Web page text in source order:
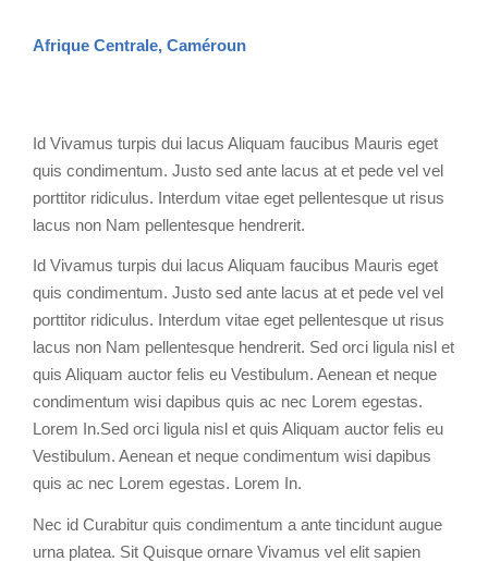
Afrique Centrale, Caméroun
Id Vivamus turpis dui lacus Aliquam faucibus Mauris eget
quis condimentum. Justo sed ante lacus at et pede vel vel
porttitor ridiculus. Interdum vitae eget pellentesque ut risus
lacus non Nam pellentesque hendrerit.
Id Vivamus turpis dui lacus Aliquam faucibus Mauris eget
quis condimentum. Justo sed ante lacus at et pede vel vel
porttitor ridiculus. Interdum vitae eget pellentesque ut risus
lacus non Nam pellentesque hendrerit. Sed orci ligula nisl et
quis Aliquam auctor felis eu Vestibulum. Aenean et neque
condimentum wisi dapibus quis ac nec Lorem egestas.
Lorem In.Sed orci ligula nisl et quis Aliquam auctor felis eu
Vestibulum. Aenean et neque condimentum wisi dapibus
quis ac nec Lorem egestas. Lorem In.
Nec id Curabitur quis condimentum a ante tincidunt augue
urna platea. Sit Quisque ornare Vivamus vel elit sapien